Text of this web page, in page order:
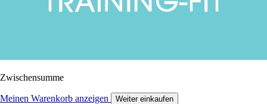
Zwischensumme
Meinen Warenkorb anzeigen Weiter einkaufen